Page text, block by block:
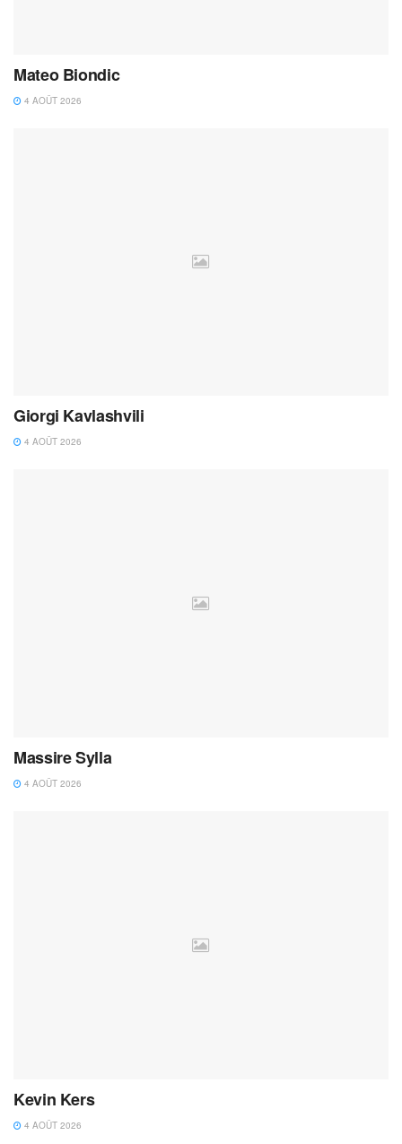
Mateo Biondic
4 AOÛT 2026
Giorgi Kavlashvili
4 AOÛT 2026
Massire Sylla
4 AOÛT 2026
Kevin Kers
4 AOÛT 2026